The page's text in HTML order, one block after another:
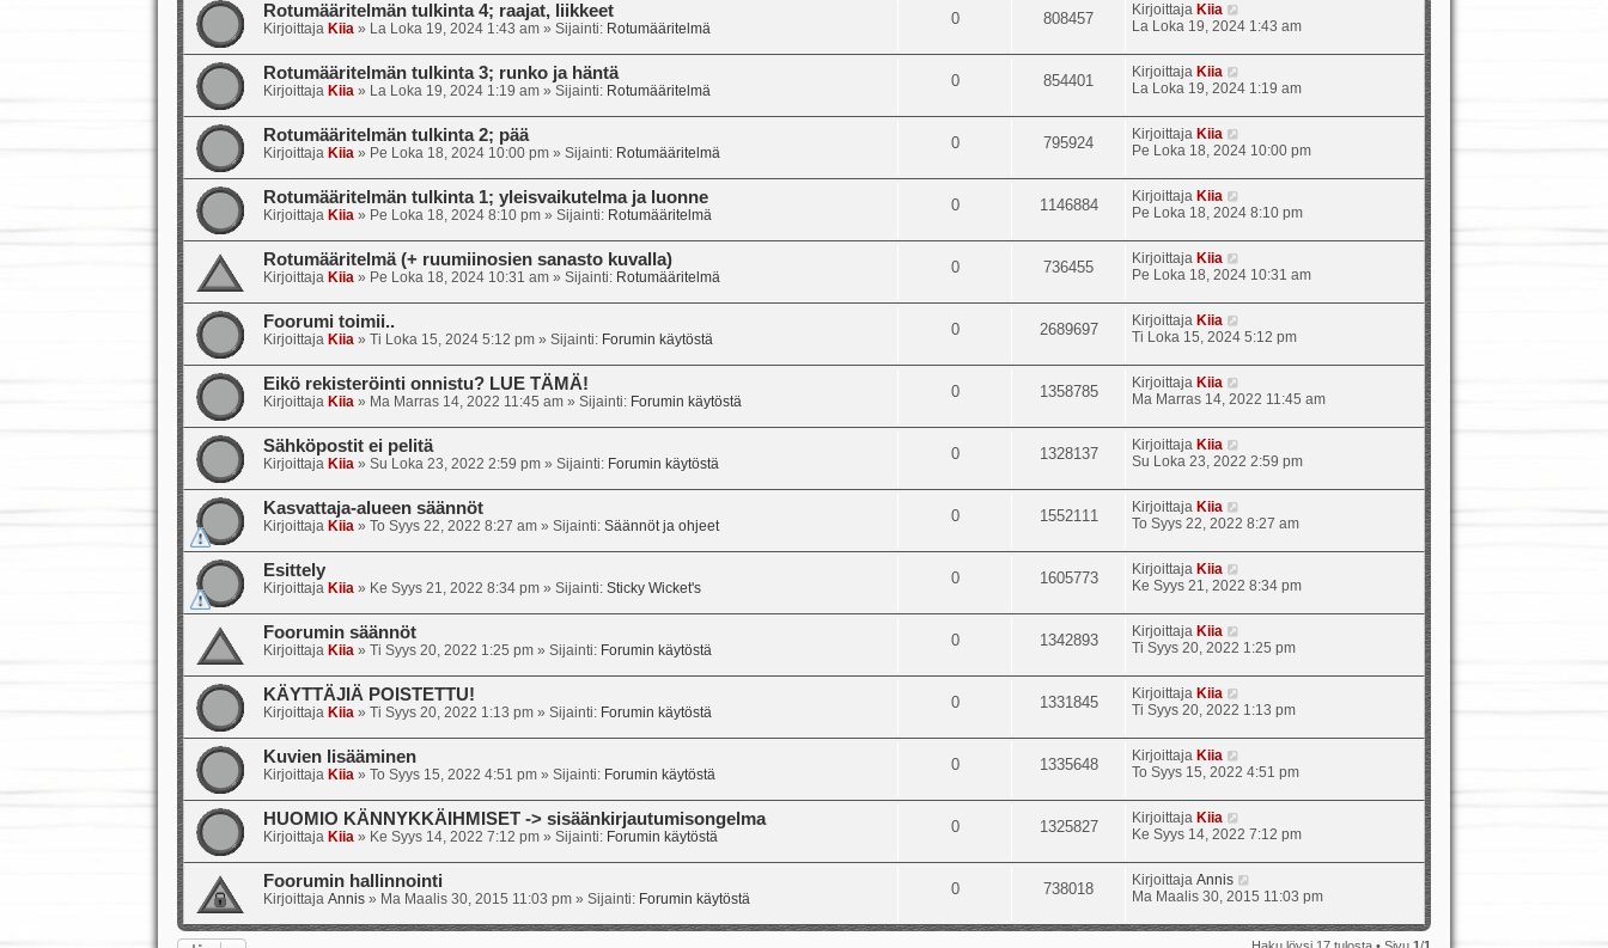
Rotumääritelmän tulkinta 4; raajat, liikkeet
Kirjoittaja Kiia» La Loka 19, 2024 1:43 am» Sijainti: Rotumääritelmä
0 808457 Kirjoittaja Kiia
La Loka 19, 2024 1:43 am
Rotumääritelmän tulkinta 3; runko ja häntä
Kirjoittaja Kiia» La Loka 19, 2024 1:19 am» Sijainti: Rotumääritelmä
0 854401 Kirjoittaja Kiia
La Loka 19, 2024 1:19 am
Rotumääritelmän tulkinta 2; pää
Kirjoittaja Kiia» Pe Loka 18, 2024 10:00 pm» Sijainti: Rotumääritelmä
0 795924 Kirjoittaja Kiia
Pe Loka 18, 2024 10:00 pm
Rotumääritelmän tulkinta 1; yleisvaikutelma ja luonne
Kirjoittaja Kiia» Pe Loka 18, 2024 8:10 pm» Sijainti: Rotumääritelmä
0 1146884 Kirjoittaja Kiia
Pe Loka 18, 2024 8:10 pm
Rotumääritelmä (+ ruumiinosien sanasto kuvalla)
Kirjoittaja Kiia» Pe Loka 18, 2024 10:31 am» Sijainti: Rotumääritelmä
0 736455 Kirjoittaja Kiia
Pe Loka 18, 2024 10:31 am
Foorumi toimii..
Kirjoittaja Kiia» Ti Loka 15, 2024 5:12 pm» Sijainti: Forumin käytöstä
0 2689697 Kirjoittaja Kiia
Ti Loka 15, 2024 5:12 pm
Eikö rekisteröinti onnistu? LUE TÄMÄ!
Kirjoittaja Kiia» Ma Marras 14, 2022 11:45 am» Sijainti: Forumin käytöstä
0 1358785 Kirjoittaja Kiia
Ma Marras 14, 2022 11:45 am
Sähköpostit ei pelitä
Kirjoittaja Kiia» Su Loka 23, 2022 2:59 pm» Sijainti: Forumin käytöstä
0 1328137 Kirjoittaja Kiia
Su Loka 23, 2022 2:59 pm
Kasvattaja-alueen säännöt
Kirjoittaja Kiia» To Syys 22, 2022 8:27 am» Sijainti: Säännöt ja ohjeet
0 1552111 Kirjoittaja Kiia
To Syys 22, 2022 8:27 am
Esittely
Kirjoittaja Kiia» Ke Syys 21, 2022 8:34 pm» Sijainti: Sticky Wicket's
0 1605773 Kirjoittaja Kiia
Ke Syys 21, 2022 8:34 pm
Foorumin säännöt
Kirjoittaja Kiia» Ti Syys 20, 2022 1:25 pm» Sijainti: Forumin käytöstä
0 1342893 Kirjoittaja Kiia
Ti Syys 20, 2022 1:25 pm
KÄYTTÄJIÄ POISTETTU!
Kirjoittaja Kiia» Ti Syys 20, 2022 1:13 pm» Sijainti: Forumin käytöstä
0 1331845 Kirjoittaja Kiia
Ti Syys 20, 2022 1:13 pm
Kuvien lisääminen
Kirjoittaja Kiia» To Syys 15, 2022 4:51 pm» Sijainti: Forumin käytöstä
0 1335648 Kirjoittaja Kiia
To Syys 15, 2022 4:51 pm
HUOMIO KÄNNYKKÄIHMISET -> sisäänkirjautumisongelma
Kirjoittaja Kiia» Ke Syys 14, 2022 7:12 pm» Sijainti: Forumin käytöstä
0 1325827 Kirjoittaja Kiia
Ke Syys 14, 2022 7:12 pm
Foorumin hallinnointi
Kirjoittaja Annis» Ma Maalis 30, 2015 11:03 pm» Sijainti: Forumin käytöstä
0 738018 KirjoittajaAnnis
Ma Maalis 30, 2015 11:03 pm